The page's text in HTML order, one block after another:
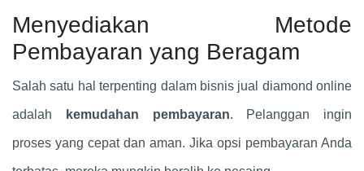
Menyediakan Metode
Pembayaran yang Beragam
Salah satu hal terpenting dalam bisnis jual diamond online
adalah kemudahan pembayaran. Pelanggan ingin
proses yang cepat dan aman. Jika opsi pembayaran Anda